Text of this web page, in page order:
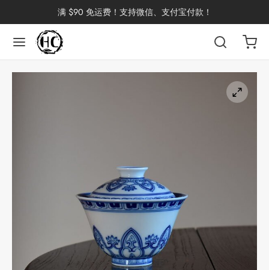
满 $90 免运费！支持微信、支付宝付款！
返回
返回
返回
返回
返回
返回
返回
返回
返回